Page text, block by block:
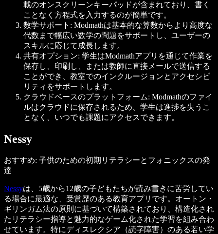
載のオンスクリーンキーパッドが含まれており、書く
ことなく方程式を入力するのが簡単です。
数学サポート: Modmathは基本的な算数からより高度な
代数まで幅広い数学の問題をサポートし、ユーザーの
スキルに応じて成長します。
共有オプション: 学生はModmathアプリを通じて作業を
保存し、印刷し、または教師に直接メールで送信する
ことができ、教室でのインクルージョンとアクセシビ
リティをサポートします。
クラウドベースのプラットフォーム: Modmathのファイ
ルはクラウドに保存されるため、学生は進捗を失うこ
となく、いつでも課題にアクセスできます。
Nessy
おすすめ: 子供のための初期リテラシーとフォニックスの発
達
Nessyは、5歳から12歳の子どもたちが読み書きに苦労してい
る場合に最適な、受賞歴のある教育アプリです。オートン・
ギリンガム法の原則に基づいて構築されており、構造化され
たリテラシー指導と魅力的なゲーム化された学習を組み合わ
せています。特にディスレクシア（読字障害）のある若い学